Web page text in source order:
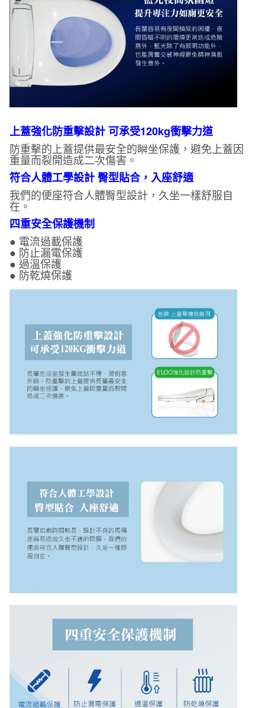
上蓋強化防重擊設計 可承受120kg衝擊力道
防重擊的上蓋提供最安全的瞬坐保護，避免上蓋因
重量而裂開造成二次傷害。
符合人體工學設計 臀型貼合，入座舒適
我們的便座符合人體臀型設計，久坐一樣舒服自
在。
四重安全保護機制
● 電流過載保護
● 防止漏電保護
● 過溫保護
● 防乾燒保護